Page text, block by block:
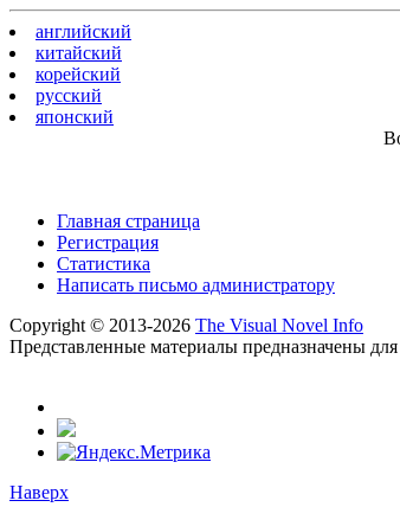
английский
китайский
корейский
русский
японский
Главная страница
Регистрация
Статистика
Написать письмо администратору
Copyright © 2013-2026 The Visual Novel Info
Представленные материалы предназначены для
Наверх